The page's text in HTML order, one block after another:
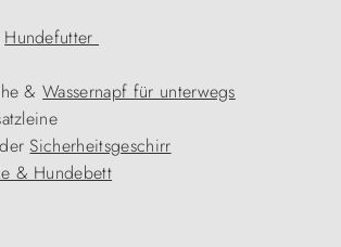
Hundefutter
&Wassernapf für unterwegs
Sicherheitsgeschirr
& Hundebett